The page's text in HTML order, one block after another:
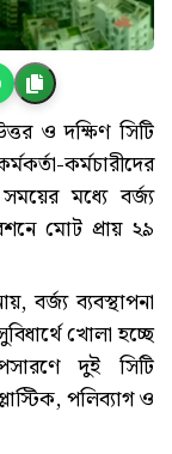
ও দক্ষিণ সিটি
কর্মচারীদের
মধ্যে বর্জ্য
মোট প্রায় ২৯
বর্জ্য ব্যবস্থাপনা
খোলা হচ্ছে
দুই সিটি
পলিব্যাগ ও